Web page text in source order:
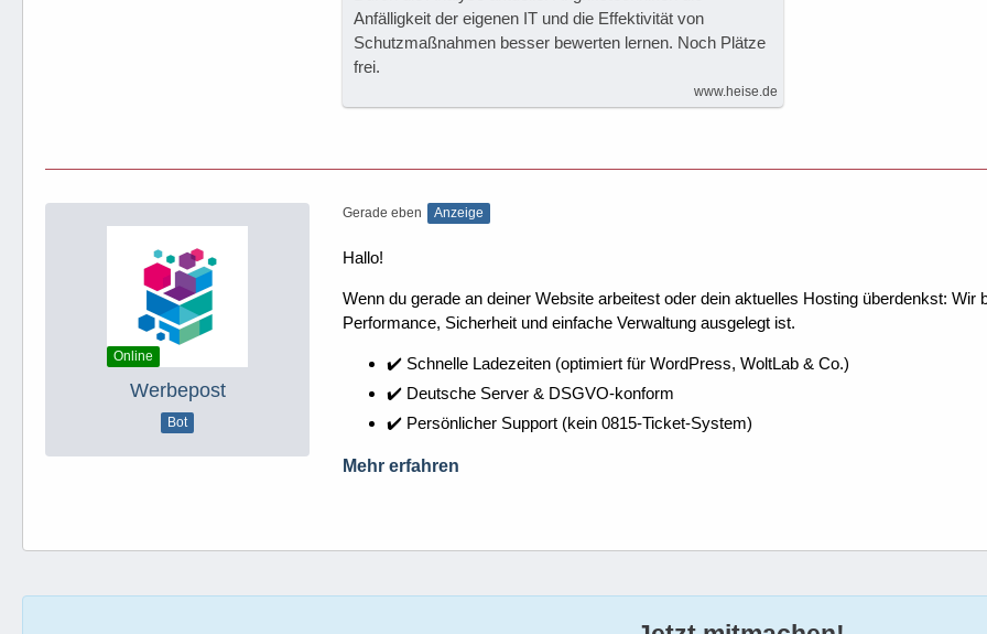
Anfälligkeit der eigenen IT und die Effektivität von
Schutzmaßnahmen besser bewerten lernen. Noch Plätze
frei.
www.heise.de
Online
Werbepost
Bot
Gerade eben Anzeige
Hallo!
Wenn du gerade an deiner Website arbeitest oder dein aktuelles Hosting überdenkst:
Performance, Sicherheit und einfache Verwaltung ausgelegt ist.
✔️ Schnelle Ladezeiten (optimiert für WordPress, WoltLab & Co.)
✔️ Deutsche Server & DSGVO-konform
✔️ Persönlicher Support (kein 0815-Ticket-System)
Mehr erfahren